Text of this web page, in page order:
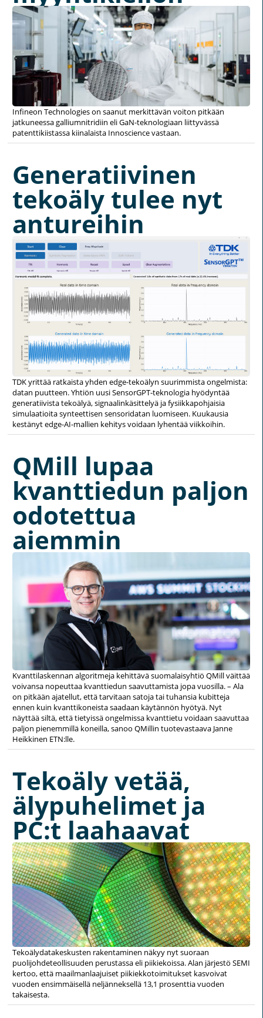
Infineon Technologies on saanut merkittävän voiton pitkään
jatkuneessa galliumnitridiin eli GaN-teknologiaan liittyvässä
patenttikiistassa kiinalaista Innoscience vastaan.
Generatiivinen
tekoäly tulee nyt
antureihin
TDK yrittää ratkaista yhden edge-tekoälyn suurimmista ongelmista:
datan puutteen. Yhtiön uusi SensorGPT-teknologia hyödyntää
generatiivista tekoälyä, signaalinkäsittelyä ja fysiikkapohjaisia
simulaatioita synteettisen sensoridatan luomiseen. Kuukausia
kestänyt edge-AI-mallien kehitys voidaan lyhentää viikkoihin.
QMill lupaa
kvanttiedun paljon
odotettua
aiemmin
Kvanttilaskennan algoritmeja kehittävä suomalaisyhtiö QMill väittää
voivansa nopeuttaa kvanttiedun saavuttamista jopa vuosilla. – Ala
on pitkään ajatellut, että tarvitaan satoja tai tuhansia kubitteja
ennen kuin kvanttikoneista saadaan käytännön hyötyä. Nyt
näyttää siltä, että tietyissä ongelmissa kvanttietu voidaan saavuttaa
paljon pienemmillä koneilla, sanoo QMillin tuotevastaava Janne
Heikkinen ETN:lle.
Tekoäly vetää,
älypuhelimet ja
PC:t laahaavat
Tekoälydatakeskusten rakentaminen näkyy nyt suoraan
puolijohdeteollisuuden perustassa eli piikiekoissa. Alan järjestö SEMI
kertoo, että maailmanlaajuiset piikiekkotoimitukset kasvoivat
vuoden ensimmäisellä neljänneksellä 13,1 prosenttia vuoden
takaisesta.